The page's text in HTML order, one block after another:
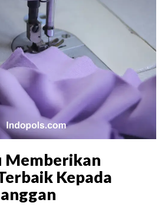
Memberikan
Kepada